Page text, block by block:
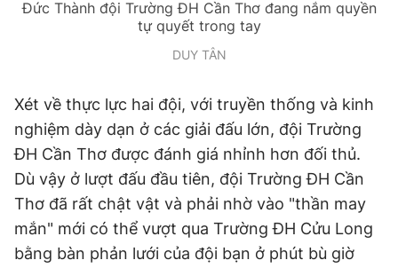
Đức Thành đội Trường ĐH Cần Thơ đang nắm quyền
tự quyết trong tay
DUY TÂN
Xét về thực lực hai đội, với truyền thống và kinh
nghiệm dày dạn ở các giải đấu lớn, đội Trường
ĐH Cần Thơ được đánh giá nhỉnh hơn đối thủ.
Dù vậy ở lượt đấu đầu tiên, đội Trường ĐH Cần
Thơ đã rất chật vật và phải nhờ vào "thần may
mắn" mới có thể vượt qua Trường ĐH Cửu Long
bằng bàn phản lưới của đội bạn ở phút bù giờ